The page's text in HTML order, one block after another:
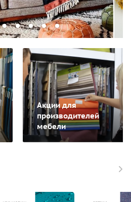
Акции для
производителей
мебели